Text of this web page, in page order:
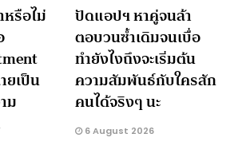
รือไม่
ยเป็น
ม
ปัดแอปฯ หาคู่จนล้า
ตอบวนซ้ำเดิมจนเบื่อ
ทำยังไงถึงจะเริ่มต้น
ความสัมพันธ์กับใครสัก
คนได้จริงๆ นะ
6 August 2026